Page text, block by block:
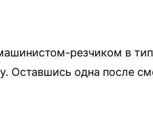
резчиком в
Оставшись одна после